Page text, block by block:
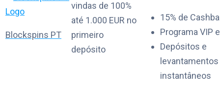
Blockspins PT
vindas de 100%
até 1.000 EUR no
primeiro
depósito
15% de
Programa VIP
Depósitos e
levantamentos
instantâneos